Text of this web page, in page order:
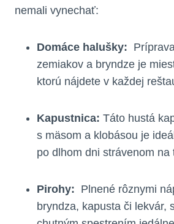
nemali vynechať:
Domáce halušky:
zemiakov‍ a bryndze je
ktorú nájdete v každej
Kapustnica: Táto hustá
s mäsom a klobásou ⁣je
po dlhom dni strávenom na
Pirohy:
Plnené rôznymi
bryndza, kapusta ​či lekvár,